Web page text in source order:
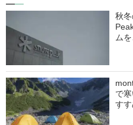
秋
ム
で
す